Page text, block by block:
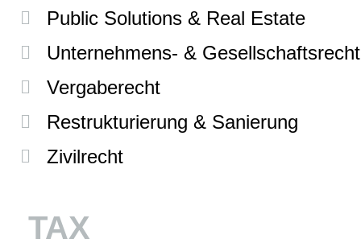
Public Solutions & Real Estate
Unternehmens- & Gesellschaftsrecht
Vergaberecht
Restrukturierung & Sanierung
Zivilrecht
TAX